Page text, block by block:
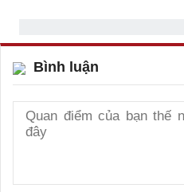
Bình luận